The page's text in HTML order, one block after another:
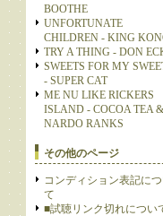
BOOTHE
UNFORTUNATE
CHILDREN - KING
TRY A THING - DON
SWEETS FOR MY
- SUPER CAT
ME NU LIKE RICKERS
ISLAND - COCOA TEA &
NARDO RANKS
その他のページ
コンディション表記に
て
■試聴リンク切れについ